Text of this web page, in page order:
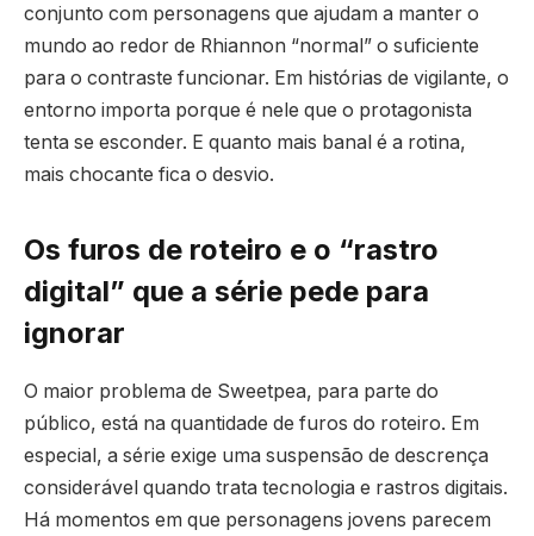
conjunto com personagens que ajudam a manter o
mundo ao redor de Rhiannon “normal” o suficiente
para o contraste funcionar. Em histórias de vigilante, o
entorno importa porque é nele que o protagonista
tenta se esconder. E quanto mais banal é a rotina,
mais chocante fica o desvio.
Os furos de roteiro e o “rastro
digital” que a série pede para
ignorar
O maior problema de Sweetpea, para parte do
público, está na quantidade de furos do roteiro. Em
especial, a série exige uma suspensão de descrença
considerável quando trata tecnologia e rastros digitais.
Há momentos em que personagens jovens parecem